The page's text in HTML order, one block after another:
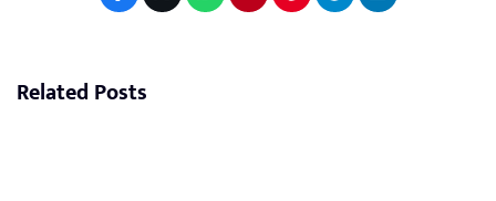
Related Posts